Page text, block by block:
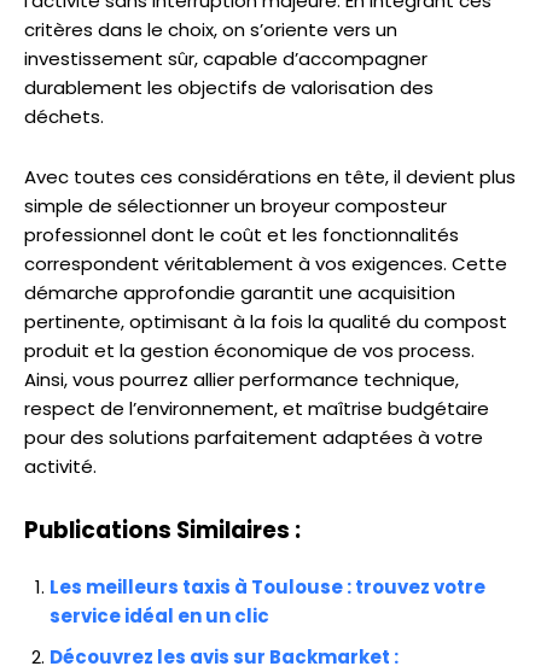
critères dans le choix, on s’oriente vers un
investissement sûr, capable d’accompagner
durablement les objectifs de valorisation des
déchets.
Avec toutes ces considérations en tête, il devient plus
simple de sélectionner un broyeur composteur
professionnel dont le coût et les fonctionnalités
correspondent véritablement à vos exigences. Cette
démarche approfondie garantit une acquisition
pertinente, optimisant à la fois la qualité du compost
produit et la gestion économique de vos process.
Ainsi, vous pourrez allier performance technique,
respect de l’environnement, et maîtrise budgétaire
pour des solutions parfaitement adaptées à votre
activité.
Publications Similaires :
Les meilleurs taxis à Toulouse : trouvez votre
service idéal en un clic
Découvrez les avis sur Backmarket :